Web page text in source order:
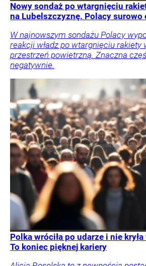
Nowy sondaż po wtargnięciu
na Lubelszczyznę. Polacy surowo
W najnowszym sondażu Polacy
reakcji władz po wtargnięciu rakiety
przestrzeń powietrzną. Znaczna
negatywnie.
Polka wróciła po udarze i nie
To koniec pięknej kariery